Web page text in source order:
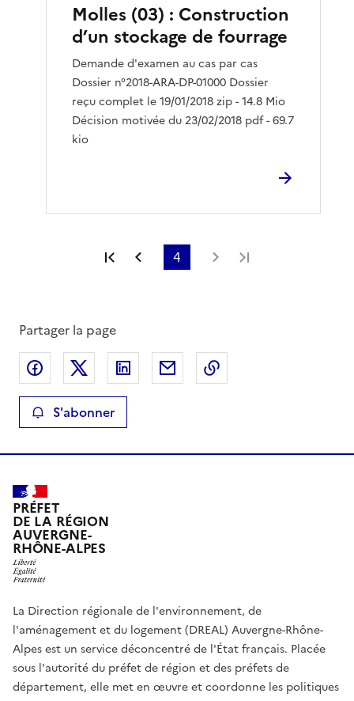
Molles (03) : Construction
d’un stockage de fourrage
Demande d'examen au cas par cas
Dossier n°2018-ARA-DP-01000 Dossier
reçu complet le 19/01/2018 zip - 14.8 Mio
Décision motivée du 23/02/2018 pdf - 69.7
kio
Première page
Page précédente
4 Page suivante
Partager la page
Partager sur Facebook
Partager sur XPartager sur LinkedIn
Partager par email
S'abonner
PRÉFET
DE LA RÉGION
AUVERGNE-
RHÔNE-ALPES
La Direction régionale de l'environnement, de
l'aménagement et du logement (DREAL) Auvergne-Rhône-
Alpes est un service déconcentré de l'État français. Placée
sous l'autorité du préfet de région et des préfets de
département, elle met en œuvre et coordonne les politiques